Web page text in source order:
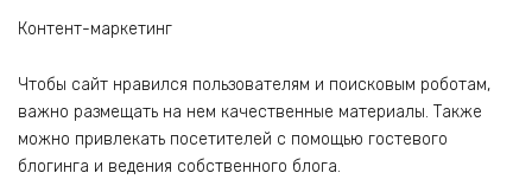
Контент-маркетинг
Чтобы сайт нравился пользователям и поисковым роботам,
важно размещать на нем качественные материалы. Также
можно привлекать посетителей с помощью гостевого
блогинга и ведения собственного блога.